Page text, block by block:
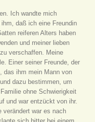
Ich wandte mich
daß ich eine Freundin
reiferen Alters haben
und meiner lieben
verschaffen. Meine
Einer seiner Freunde, der
das ihm mein Mann von
dazu bestimmen, um
ohne Schwierigkeit
und war entzückt von ihr.
verändert war es nach